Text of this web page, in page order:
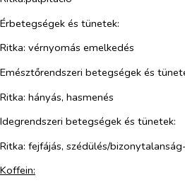
Érbetegségek és tünetek:
Ritka: vérnyomás emelkedés
Emésztőrendszeri betegségek és
Ritka: hányás, hasmenés
Idegrendszeri betegségek és tünetek:
Ritka: fejfájás, szédülés/
Koffein: